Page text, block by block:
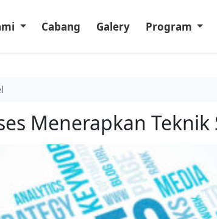
Cabang Galery Program
Menerapkan Teknik